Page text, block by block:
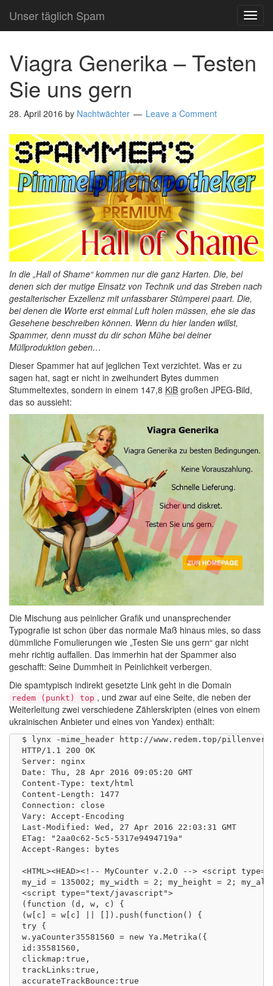
Unser täglich Spam
Viagra Generika – Testen
Sie uns gern
28. April 2016 by Nachtwächter Leave a Comment
In die „Hall of Shame“ kommen nur die ganz Harten. Die, bei
denen sich der mutige Einsatz von Technik und das Streben nach
gestalterischer Exzellenz mit unfassbarer Stümperei paart. Die,
bei denen die Worte erst einmal Luft holen müssen, ehe sie das
Gesehene beschreiben können. Wenn du hier landen willst,
Spammer, denn musst du dir schon Mühe bei deiner
Müllproduktion geben…
Dieser Spammer hat auf jeglichen Text verzichtet. Was er zu
sagen hat, sagt er nicht in zweihundert Bytes dummen
Stummeltextes, sondern in einem 147,8 KiB großen JPEG-Bild,
das so aussieht:
Die Mischung aus peinlicher Grafik und unansprechender
Typografie ist schon über das normale Maß hinaus mies, so dass
dümmliche Fomulierungen wie „Testen Sie uns gern“ gar nicht
mehr richtig auffallen. Das immerhin hat der Spammer also
geschafft: Seine Dummheit in Peinlichkeit verbergen.
Die spamtypisch indirekt gesetzte Link geht in die Domain
redem (punkt) top , und zwar auf eine Seite, die neben der
Weiterleitung zwei verschiedene Zählerskripten (eines von einem
ukrainischen Anbieter und eines von Yandex) enthält:
$ lynx -mime_header http://www.redem.top/
HTTP/1.1 200 OK
Server: nginx
Date: Thu, 28 Apr 2016 09:05:20 GMT
Content-Type: text/html
Content-Length: 1477
Connection: close
Vary: Accept-Encoding
Last-Modified: Wed, 27 Apr 2016 22:03:31 GMT
ETag: "2aa0c62-5c5-5317e9494719a"
Accept-Ranges: bytes
<HTML><HEAD><!-- MyCounter v.2.0 --> <script
my_id = 135002; my_width = 2; my_height = 2;
<script type="text/javascript">
(function (d, w, c) {
(w[c] = w[c] || []).push(function() {
try {
w.yaCounter35581560 = new Ya.Metrika({
id:35581560,
clickmap:true,
trackLinks:true,
accurateTrackBounce:true